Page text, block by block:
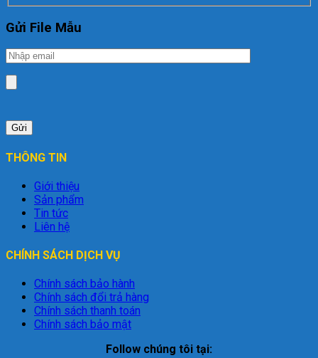
Gửi File Mẫu
THÔNG TIN
Giới thiệu
Sản phẩm
Tin tức
Liên hệ
CHÍNH SÁCH DỊCH VỤ
Chính sách bảo hành
Chính sách đổi trả hàng
Chính sách thanh toán
Chính sách bảo mật
Follow chúng tôi tại: